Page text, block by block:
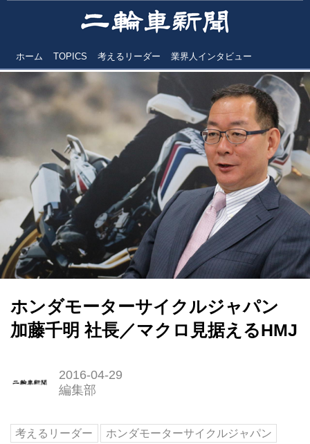
ホーム TOPICS 考えるリーダー 業界人インタビュー
ホンダモーターサイクルジャパン
加藤千明 社長／マクロ見据えるHMJ
2016-04-29
編集部
考えるリーダー ホンダモーターサイクルジャパン